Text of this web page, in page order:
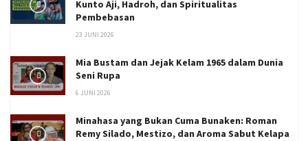
Kunto Aji, Hadroh, dan Spiritualitas
Pembebasan
23 JUNI 2026
Mia Bustam dan Jejak Kelam 1965 dalam Dunia
Seni Rupa
6 JUNI 2026
Minahasa yang Bukan Cuma Bunaken: Roman
Remy Silado, Mestizo, dan Aroma Sabut Kelapa